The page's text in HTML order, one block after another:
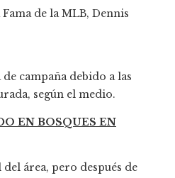
de la MLB, Dennis
campaña debido a las
según el medio.
EN BOSQUES EN
área, pero después de